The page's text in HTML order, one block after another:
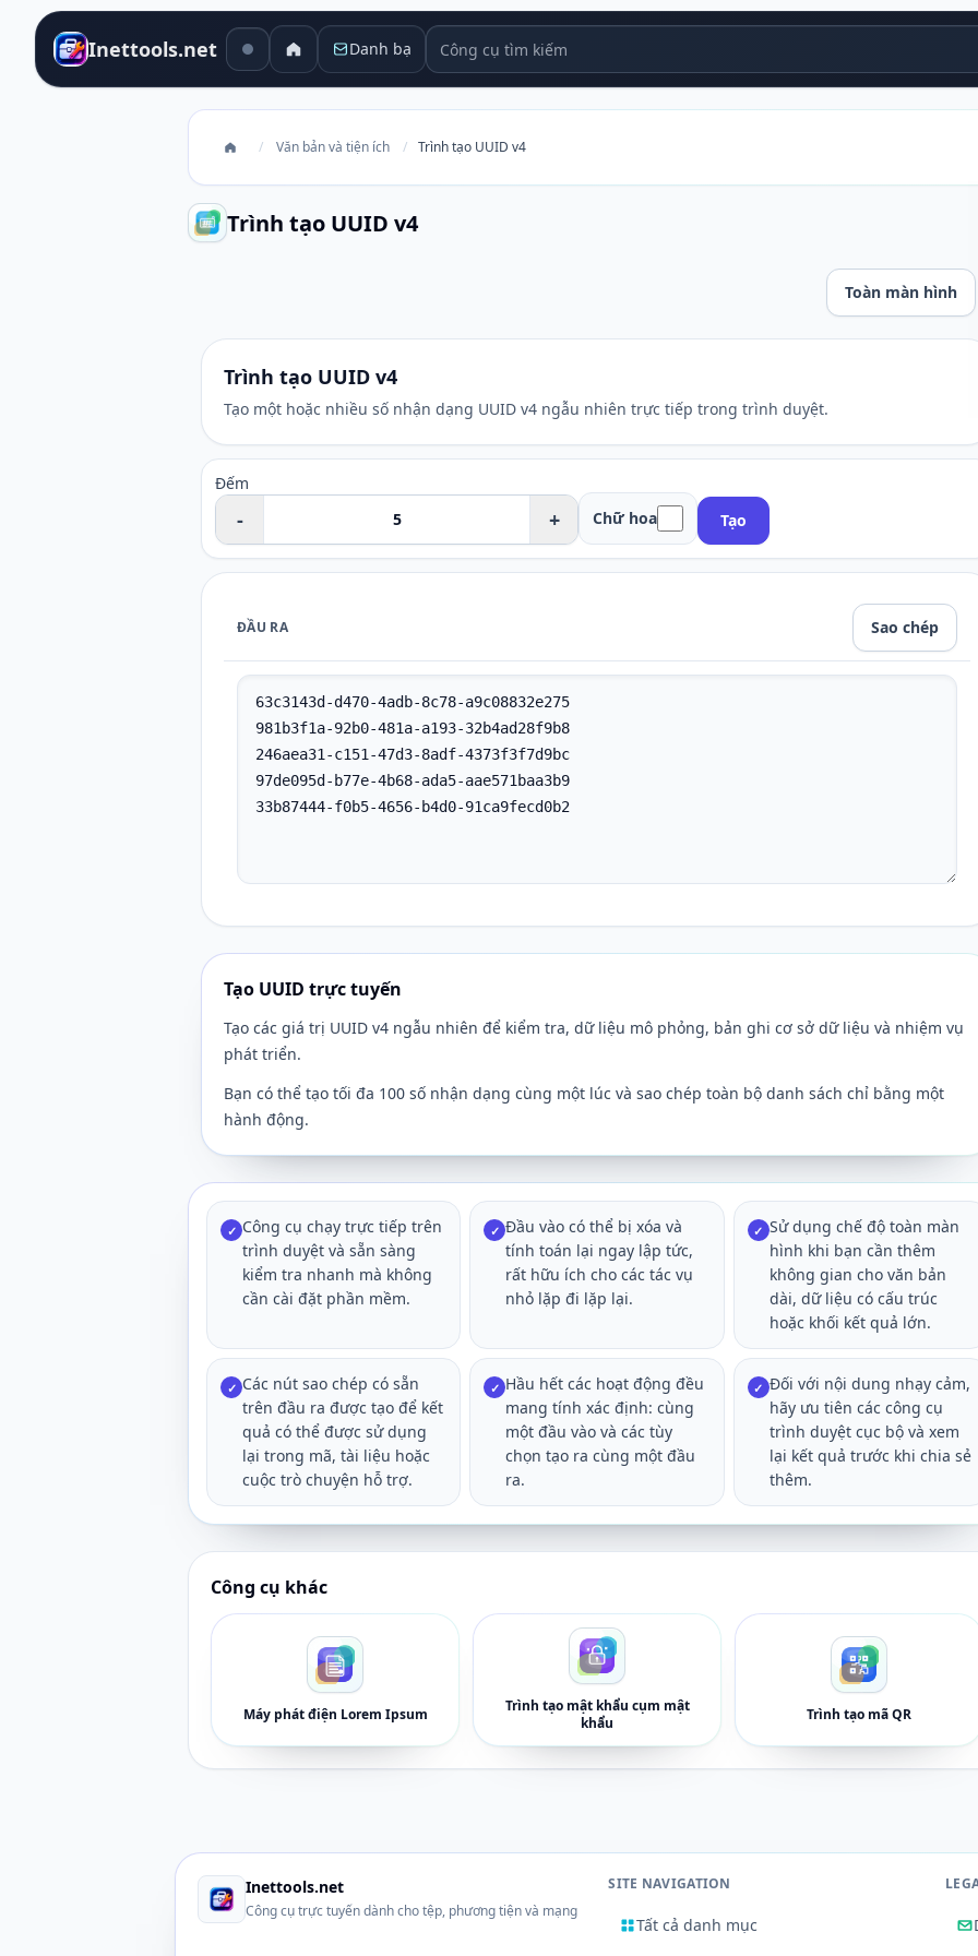
Inettools.net Danh bạ Công cụ tìm kiếm
/ Văn bản và tiện ích / Trình tạo UUID v4
Trình tạo UUID v4
Toàn màn hình
Trình tạo UUID v4
Tạo một hoặc nhiều số nhận dạng UUID v4 ngẫu nhiên trực tiếp trong trình duyệt.
Đếm
- + Chữ hoa Tạo
ĐẦU RA Sao chép
Tạo UUID trực tuyến
Tạo các giá trị UUID v4 ngẫu nhiên để kiểm tra, dữ liệu mô phỏng, bản ghi cơ sở dữ liệu và nhiệm vụ
phát triển.
Bạn có thể tạo tối đa 100 số nhận dạng cùng một lúc và sao chép toàn bộ danh sách chỉ bằng một
hành động.
✓ Công cụ chạy trực tiếp trên
trình duyệt và sẵn sàng
kiểm tra nhanh mà không
cần cài đặt phần mềm.
✓ Đầu vào có thể bị xóa và
tính toán lại ngay lập tức,
rất hữu ích cho các tác vụ
nhỏ lặp đi lặp lại.
✓ Sử dụng chế độ toàn màn
hình khi bạn cần thêm
không gian cho văn bản
dài, dữ liệu có cấu trúc
hoặc khối kết quả lớn.
✓ Các nút sao chép có sẵn
trên đầu ra được tạo để kết
quả có thể được sử dụng
lại trong mã, tài liệu hoặc
cuộc trò chuyện hỗ trợ.
✓ Hầu hết các hoạt động đều
mang tính xác định: cùng
một đầu vào và các tùy
chọn tạo ra cùng một đầu
ra.
✓ Đối với nội dung nhạy cảm,
hãy ưu tiên các công cụ
trình duyệt cục bộ và xem
lại kết quả trước khi chia sẻ
thêm.
Công cụ khác
Máy phát điện Lorem Ipsum
Trình tạo mật khẩu cụm mật
khẩu
Trình tạo mã QR
Inettools.net
Công cụ trực tuyến dành cho tệp, phương tiện và mạng
SITE NAVIGATION
Tất cả danh mục